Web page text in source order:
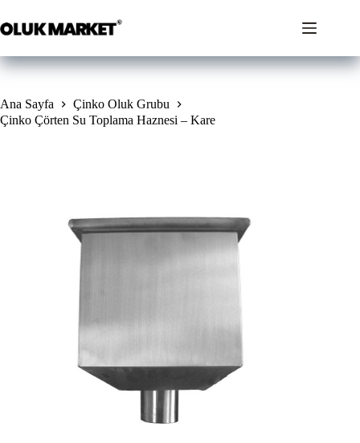
geç
Ana Sayfa
Çinko Oluk Grubu
Çinko Çörten Su Toplama Haznesi – Kare